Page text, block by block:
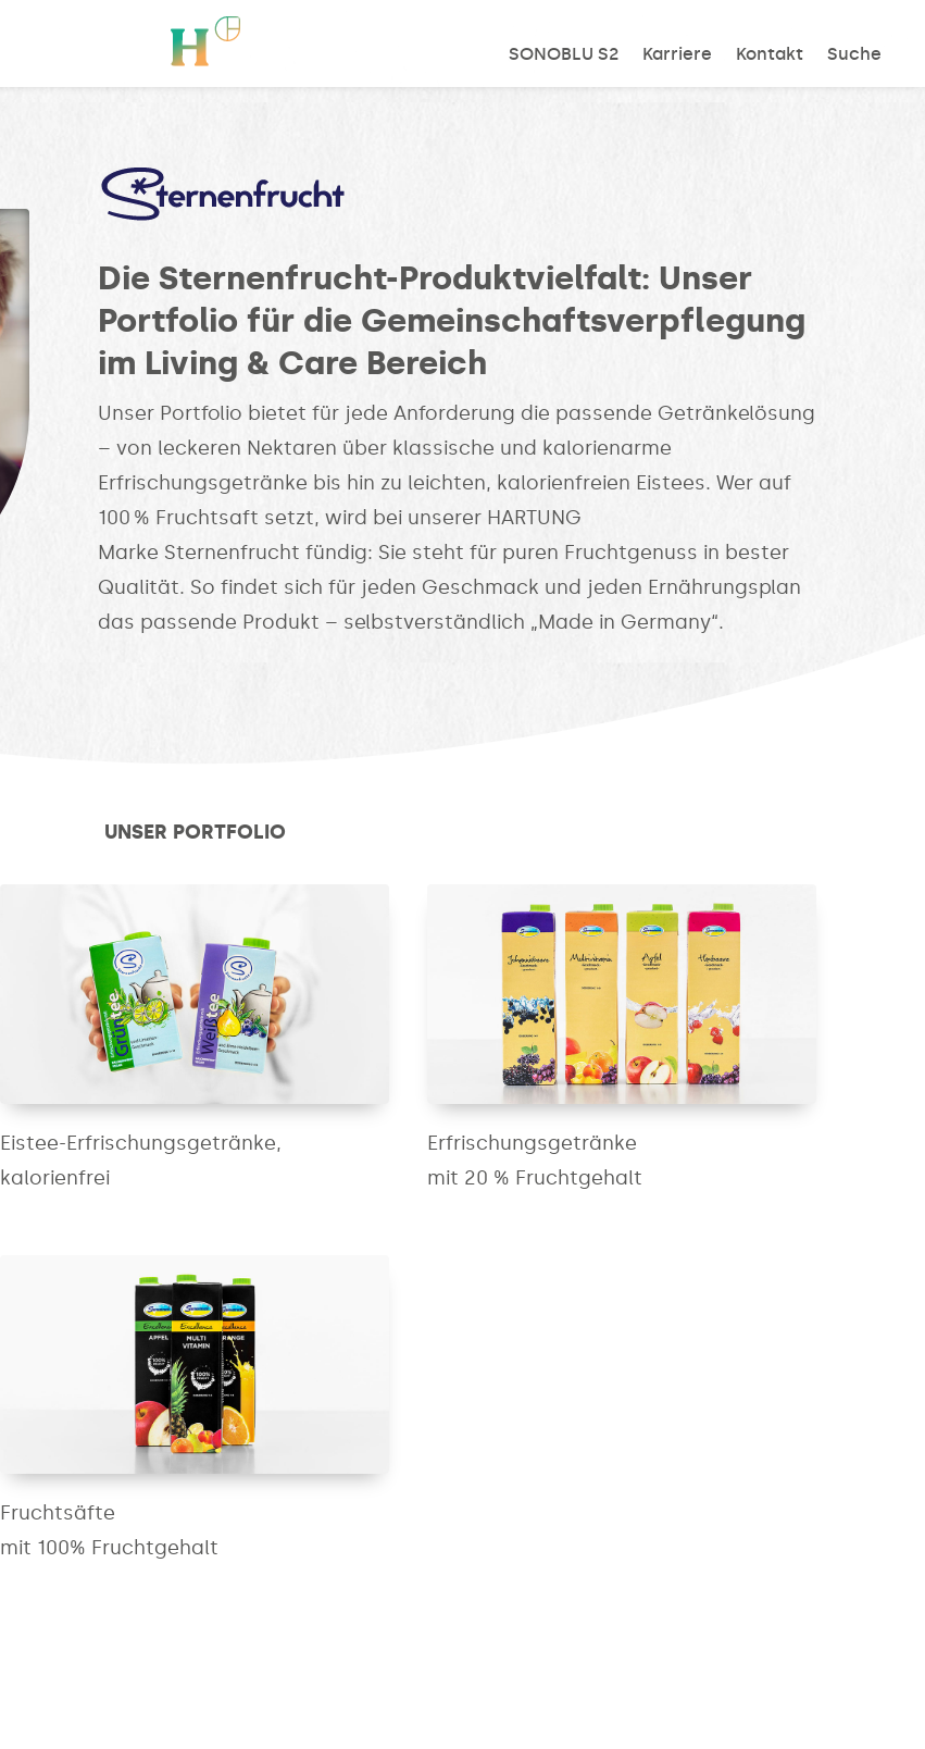
SONOBLU S2 Karriere Kontakt Suche
Die Sternenfrucht-Produktvielfalt: Unser
Portfolio für die Gemeinschaftsverpflegung
im Living & Care Bereich
Unser Portfolio bietet für jede Anforderung die passende Getränkelösung
– von leckeren Nektaren über klassische und kalorienarme
Erfrischungsgetränke bis hin zu leichten, kalorienfreien Eistees. Wer auf
100 % Fruchtsaft setzt, wird bei unserer HARTUNG
Marke Sternenfrucht fündig: Sie steht für puren Fruchtgenuss in bester
Qualität. So findet sich für jeden Geschmack und jeden Ernährungsplan
das passende Produkt – selbstverständlich „Made in Germany“.
UNSER PORTFOLIO
Eistee-Erfrischungsgetränke,
kalorienfrei
Erfrischungsgetränke
mit 20 % Fruchtgehalt
Fruchtsäfte
mit 100% Fruchtgehalt